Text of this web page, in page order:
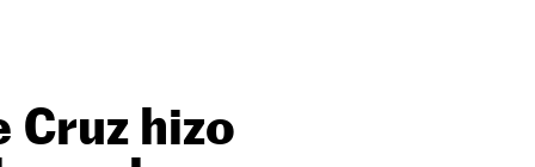
Cruz hizo